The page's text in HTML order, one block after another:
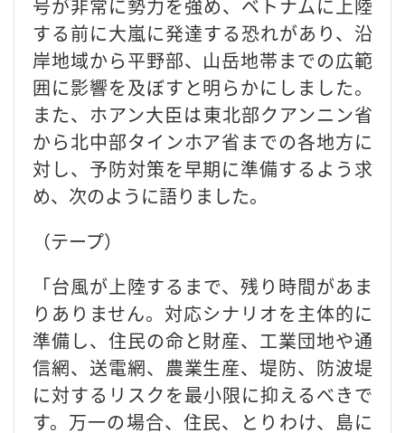
号が非常に勢力を強め、ベトナムに上陸
する前に大嵐に発達する恐れがあり、沿
岸地域から平野部、山岳地帯までの広範
囲に影響を及ぼすと明らかにしました。
また、ホアン大臣は東北部クアンニン省
から北中部タインホア省までの各地方に
対し、予防対策を早期に準備するよう求
め、次のように語りました。
（テープ）
「台風が上陸するまで、残り時間があま
りありません。対応シナリオを主体的に
準備し、住民の命と財産、工業団地や通
信網、送電網、農業生産、堤防、防波堤
に対するリスクを最小限に抑えるべきで
す。万一の場合、住民、とりわけ、島に